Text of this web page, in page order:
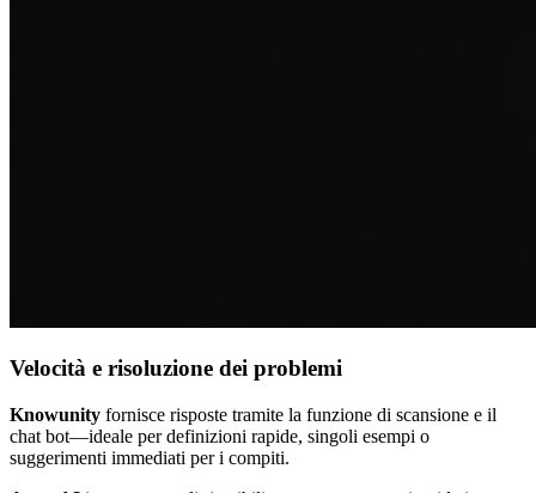
Velocità e risoluzione dei problemi
Knowunity fornisce risposte tramite la funzione di scansione e il
chat bot—ideale per definizioni rapide, singoli esempi o
suggerimenti immediati per i compiti.